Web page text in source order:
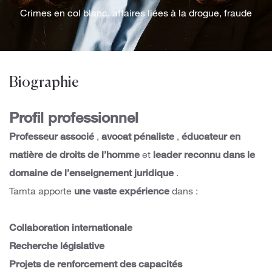
Crimes en col blanc, affaires liées à la drogue, fraude
Biographie
Profil professionnel
Professeur associé , avocat pénaliste , éducateur en
matière de droits de l’homme et leader reconnu dans le
domaine de l’enseignement juridique .
Tamta apporte une vaste expérience dans :
Collaboration internationale
Recherche législative
Projets de renforcement des capacités